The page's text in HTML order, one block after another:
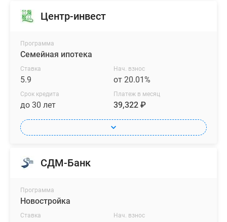
варианты
большими
кухнями
отдельными
спальнями,
так
квартиры
евроформата
кухнями-
особенно
удобными
для
Центр-инвест
Программа
Семейная ипотека
Ставка
5.9
Нач. взнос
от 20.01%
Срок кредита
до 30 лет
Платеж в месяц
39,322 ₽
СДМ-Банк
Программа
Новостройка
Ставка Нач. взнос